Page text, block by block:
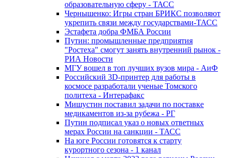
образовательную сферу - ТАСС
Чернышенко: Игры стран БРИКС позволяют
укрепить связи между государствами-ТАСС
Эстафета добра ФМБА России
Путин: промышленные предприятия
"Ростеха" смогут занять внутренний рынок -
РИА Новости
МГУ вошел в топ лучших вузов мира - АиФ
Российский 3D-принтер для работы в
космосе разработали ученые Томского
политеха - Интерафакс
Мишустин поставил задачи по поставке
медикаментов из-за рубежа - РГ
Путин подписал указ о новых ответных
мерах России на санкции - ТАСС
На юге России готовятся к старту
курортного сезона - 1 канал